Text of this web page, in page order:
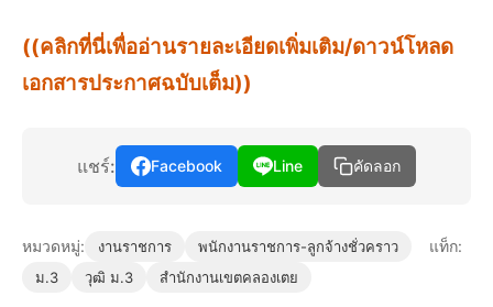
((คลิกที่นี่เพื่ออ่านรายละเอียดเพิ่มเติม/ดาวน์โหลด
เอกสารประกาศฉบับเต็ม))
แชร์: Facebook Line คัดลอก
หมวดหมู่: งานราชการ พนักงานราชการ-ลูกจ้างชั่วคราว แท็ก:
ม.3 วุฒิ ม.3 สำนักงานเขตคลองเตย